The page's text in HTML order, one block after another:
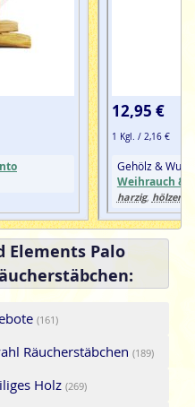
12,95 €
1 Kgl. / 2,16 €
Gehölz &
Weihrauch &
harzig, hölzern
Elements Palo
(161)
Räucherstäbchen (189)
Holz (269)